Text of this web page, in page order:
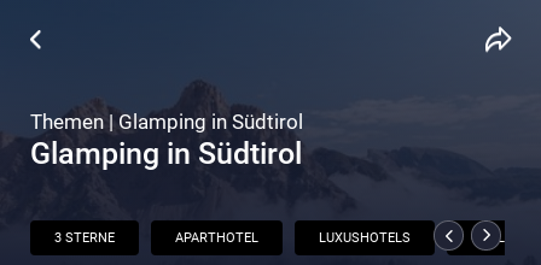
Themen | Glamping in Südtirol
Glamping in Südtirol
3 STERNE APARTHOTEL LUXUSHOTELS CHALETS